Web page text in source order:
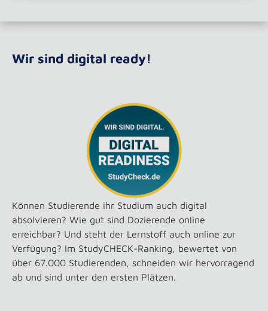
Wir sind digital ready!
Können Studierende ihr Studium auch digital
absolvieren? Wie gut sind Dozierende online
erreichbar? Und steht der Lernstoff auch online zur
Verfügung? Im StudyCHECK-Ranking, bewertet von
über 67.000 Studierenden, schneiden wir hervorragend
ab und sind unter den ersten Plätzen.